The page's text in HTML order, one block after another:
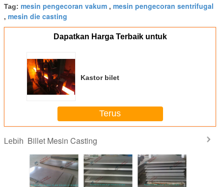
Tag: mesin pengecoran vakum , mesin pengecoran sentrifugal
, mesin die casting
Dapatkan Harga Terbaik untuk
Kastor bilet
Terus
Lebih Billet Mesin Casting